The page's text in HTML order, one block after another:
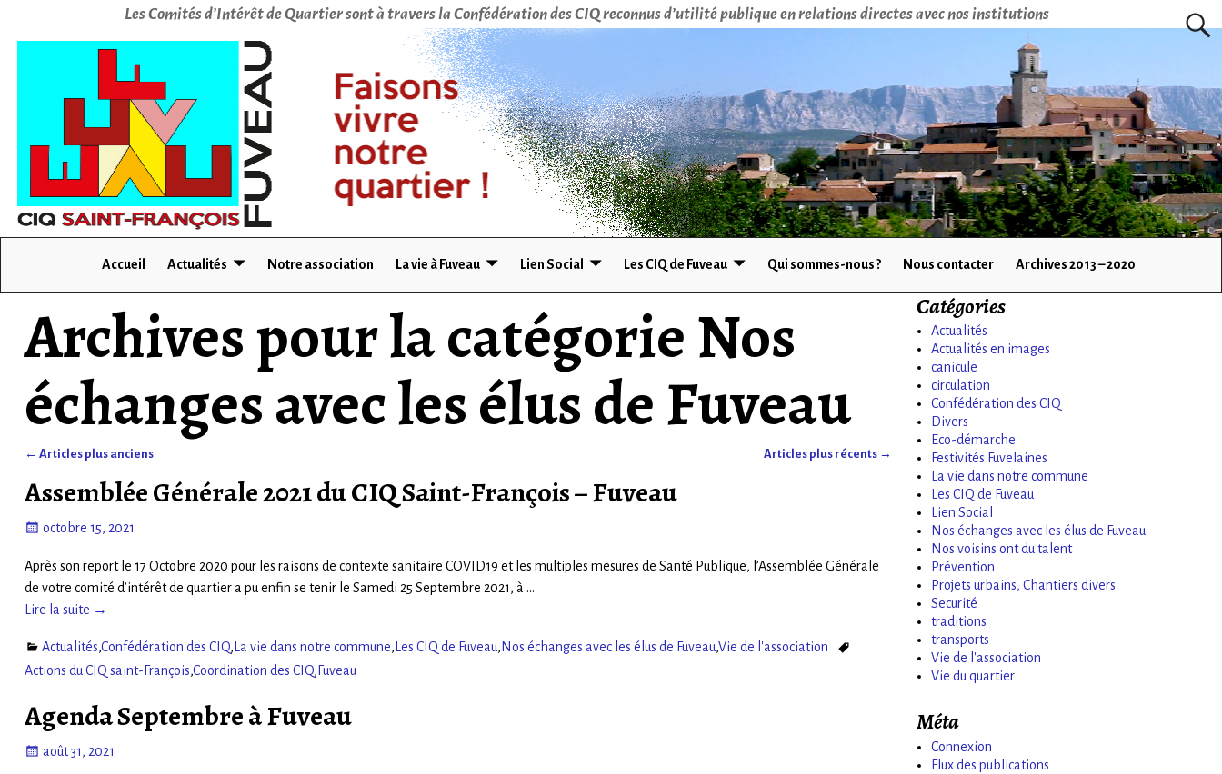
Les Comités d’Intérêt de Quartier sont à travers la Confédération des CIQ reconnus d’utilité publique en relations directes avec nos institutions
Accueil Actualités Notre association La vie à Fuveau Lien Social Les CIQ de Fuveau Qui sommes-nous ? Nous contacter Archives 2013 – 2020
Archives pour la catégorieNos
échanges avec les élus de Fuveau
← Articles plus anciens Articles plus récents →
Assemblée Générale 2021 du CIQ Saint-François – Fuveau
octobre 15, 2021
Après son report le 17 Octobre 2020 pour les raisons de contexte sanitaire COVID19 et les multiples mesures de Santé Publique, l’Assemblée Générale
de votre comité d’intérêt de quartier a pu enfin se tenir le Samedi 25 Septembre 2021, à …
Lire la suite →
Actualités,Confédération des CIQ, La vie dans notre commune, Les CIQ de Fuveau, Nos échanges avec les élus de Fuveau,Vie de l'association
Actions du CIQ saint-François,Coordination des CIQ, Fuveau
Agenda Septembre à Fuveau
août 31, 2021
Catégories
Actualités
Actualités en images
canicule
circulation
Confédération des CIQ
Divers
Eco-démarche
Festivités Fuvelaines
La vie dans notre commune
Les CIQ de Fuveau
Lien Social
Nos échanges avec les élus de Fuveau
Nos voisins ont du talent
Prévention
Projets urbains, Chantiers divers
Securité
traditions
transports
Vie de l'association
Vie du quartier
Méta
Connexion
Flux des publications